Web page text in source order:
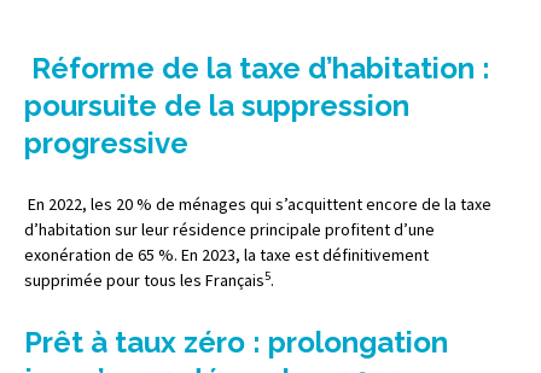
Réforme de la taxe d’habitation :
poursuite de la suppression
progressive
En 2022, les 20 % de ménages qui s’acquittent encore de la taxe
d’habitation sur leur résidence principale profitent d’une
exonération de 65 %. En 2023, la taxe est définitivement
supprimée pour tous les Français5.
Prêt à taux zéro : prolongation